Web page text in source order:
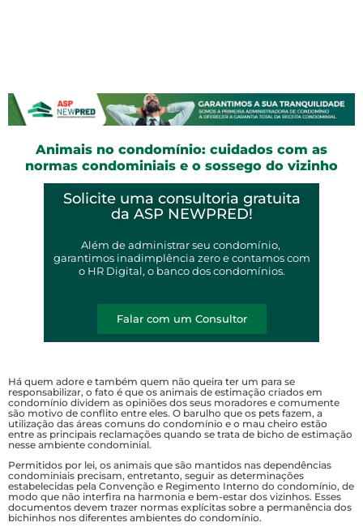
Animais no condomínio: cuidados com as
normas condominiais e o sossego do vizinho
Solicite uma consultoria gratuita
da ASP NEWPRED!
Além de administrar seu condomínio,
garantimos inadimplência zero e contamos com
o HR Digital, o banco dos condomínios.
Falar com um Consultor
Há quem adore e também quem não queira ter um para se
responsabilizar, o fato é que os animais de estimação criados em
condomínio dividem as opiniões dos seus moradores e comumente
são motivo de conflito entre eles. O barulho que os pets fazem, a
utilização das áreas comuns do condomínio e o mau cheiro estão
entre as principais reclamações quando se trata de bicho de estimação
nesse ambiente condominial.
Permitidos por lei, os animais que são mantidos nas dependências
condominiais precisam, entretanto, seguir as determinações
estabelecidas pela Convenção e Regimento Interno do condomínio, de
modo que não interfira na harmonia e bem-estar dos vizinhos. Esses
documentos devem trazer normas explícitas sobre a permanência dos
bichinhos nos diferentes ambientes do condomínio.